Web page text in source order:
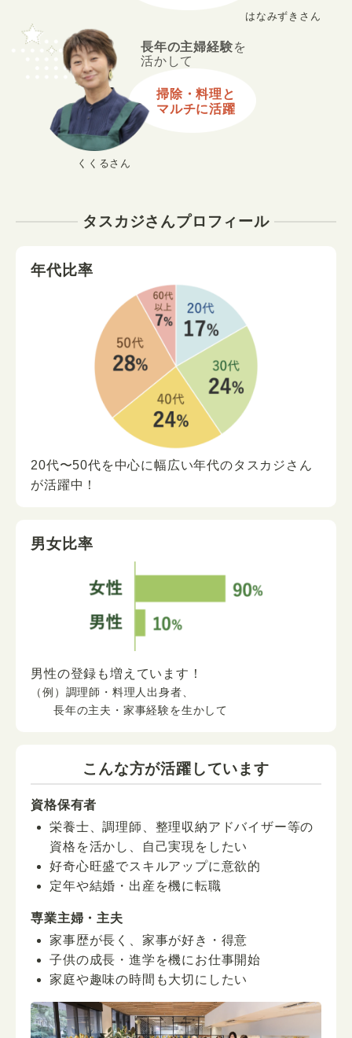
くくるさん
長年の主婦経験を
活かして
掃除・料理と
マルチに活躍
はなみずきさん
タスカジさんプロフィール
年代比率
20代〜50代を中心に幅広い年代のタスカジさん
が活躍中！
男女比率
男性の登録も増えています！
（例）調理師・料理人出身者、
長年の主夫・家事経験を生かして
こんな方が活躍しています
資格保有者
栄養士、調理師、整理収納アドバイザー等の
資格を活かし、自己実現をしたい
好奇心旺盛でスキルアップに意欲的
定年や結婚・出産を機に転職
専業主婦・主夫
家事歴が長く、家事が好き・得意
子供の成長・進学を機にお仕事開始
家庭や趣味の時間も大切にしたい